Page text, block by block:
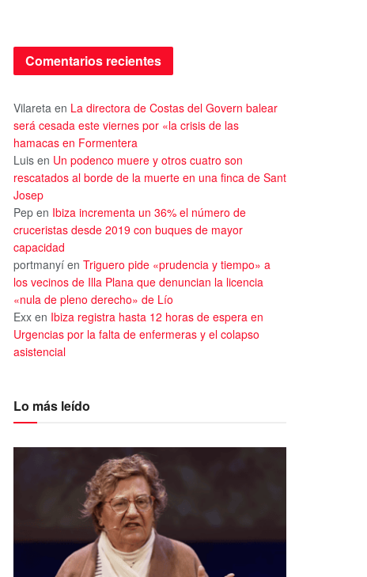
Comentarios recientes
Vilareta en La directora de Costas del Govern balear
será cesada este viernes por «la crisis de las
hamacas en Formentera
Luis en Un podenco muere y otros cuatro son
rescatados al borde de la muerte en una finca de Sant
Josep
Pep en Ibiza incrementa un 36% el número de
cruceristas desde 2019 con buques de mayor
capacidad
portmanyí en Triguero pide «prudencia y tiempo» a
los vecinos de Illa Plana que denuncian la licencia
«nula de pleno derecho» de Lío
Exx en Ibiza registra hasta 12 horas de espera en
Urgencias por la falta de enfermeras y el colapso
asistencial
Lo más leído